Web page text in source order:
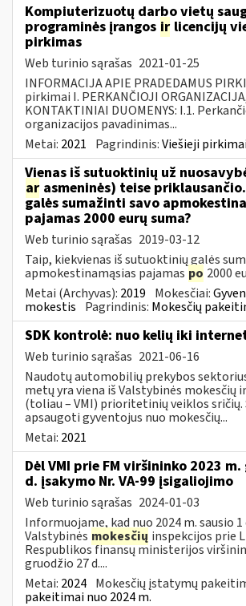
Kompiuterizuotų darbo vietų
programinės įrangos ir licencijų
pirkimas
Web turinio sąrašas 2021-01-25
INFORMACIJA APIE PRADEDAMUS
pirkimai I. PERKANČIOJI
KONTAKTINIAI DUOMENYS: I.1.
organizacijos pavadinimas...
Metai: 2021 Pagrindinis:Viešieji
Vienas iš sutuoktinių už
ar asmeninės) teise
galės sumažinti savo
pajamas 2000 eurų suma?
Web turinio sąrašas 2019-03-12
Taip, kiekvienas iš sutuoktinių galės
apmokestinamąsias pajamas po 2000
Metai (Archyvas): 2019 Mokesčiai:
mokestis Pagrindinis: Mokesčių
SDK kontrolė: nuo kelių iki
Web turinio sąrašas 2021-06-16
Naudotų automobilių prekybos
metų yra viena iš Valstybinės mokesčių
(toliau – VMI) prioritetinių veiklos
apsaugoti gyventojus nuo mokesčių...
Metai: 2021
Dėl VMI prie FM viršininko 2023
d. įsakymo Nr. VA-99 įsigaliojimo
Web turinio sąrašas 2024-01-03
Informuojame, kad nuo 2024 m. sausio
Valstybinės mokesčių inspekcijos prie
Respublikos finansų ministerijos
gruodžio 27 d....
Metai: 2024 Mokesčių įstatymų
pakeitimai nuo 2024 m.